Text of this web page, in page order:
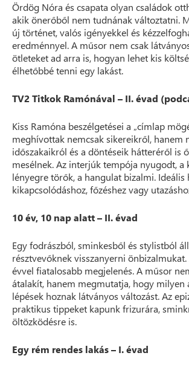
Ördög Nóra és csapata olyan családok
akik önerőből nem tudnának változtatni.
új történet, valós igényekkel és
eredménnyel. A műsor nem csak
ötleteket ad arra is, hogyan lehet kis
élhetőbbé tenni egy lakást.
TV2 Titkok Ramónával – II. évad
Kiss Ramóna beszélgetései a „címlap
meghívottak nemcsak sikereikről, hanem
időszakaikról és a döntéseik hátteréről is
mesélnek. Az interjúk tempója nyugodt, a
lényegre törők, a hangulat bizalmi.
kikapcsolódáshoz, főzéshez vagy
10 év, 10 nap alatt – II. évad
Egy fodrászból, sminkesből és stylistból
résztvevőknek visszanyerni önbizalmukat.
évvel fiatalosabb megjelenés. A műsor
átalakít, hanem megmutatja, hogy milyen
lépések hoznak látványos változást. Az
praktikus tippeket kapunk frizurára,
öltözködésre is.
Egy rém rendes lakás – I. évad